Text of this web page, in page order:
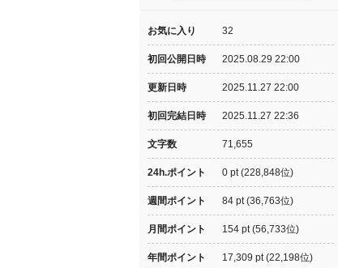
お気に入り 32
初回公開日時 2025.08.29 22:00
更新日時 2025.11.27 22:00
初回完結日時 2025.11.27 22:36
文字数 71,655
24h.ポイント 0 pt (228,848位)
週間ポイント 84 pt (36,763位)
月間ポイント 154 pt (56,733位)
年間ポイント 17,309 pt (22,198位)